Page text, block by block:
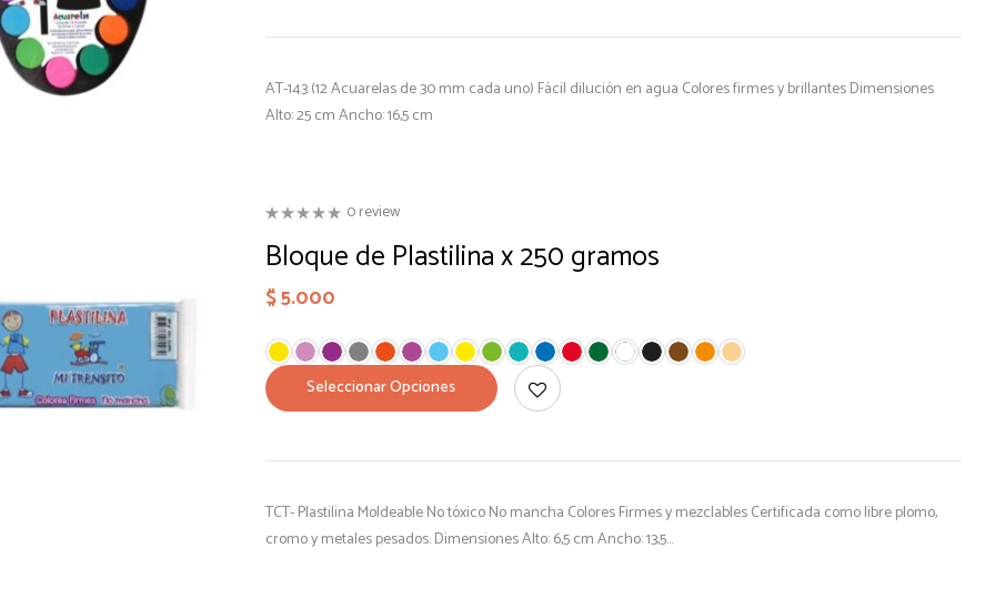
AT-143 (12 Acuarelas de 30 mm cada uno) Fácil dilución en agua Colores firmes y brillantes Dimensiones
Alto: 25 cm Ancho: 16,5 cm
0 review
Bloque de Plastilina x 250 gramos
$5.000
Seleccionar Opciones
TCT- Plastilina Moldeable No tóxico No mancha Colores Firmes y mezclables Certificada como libre plomo,
cromo y metales pesados. Dimensiones Alto: 6,5 cm Ancho: 13,5…